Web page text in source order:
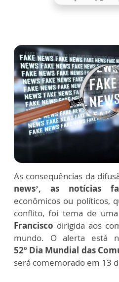
As consequências da
news’, as notícias
econômicos ou políticos,
conflito, foi tema de uma
Francisco dirigida aos
mundo. O alerta está
52º Dia Mundial das
será comemorado em 13